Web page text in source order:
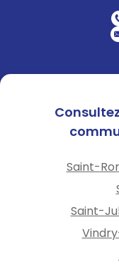
Saint-
Saint-